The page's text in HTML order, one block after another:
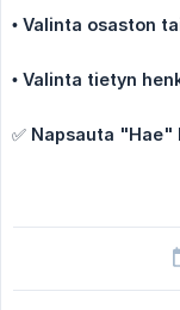
• Valinta osaston
• Valinta tietyn
✅ Napsauta "Hae"